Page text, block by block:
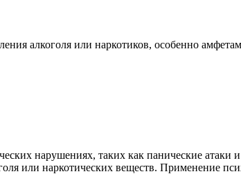
алкоголя или наркотиков, особенно
нарушениях, таких как панические атаки
или наркотических веществ. Применение